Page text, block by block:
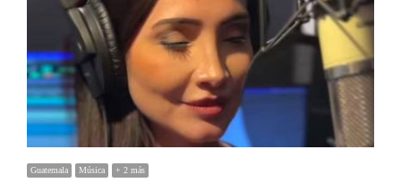
Guatemala Música + 2 más